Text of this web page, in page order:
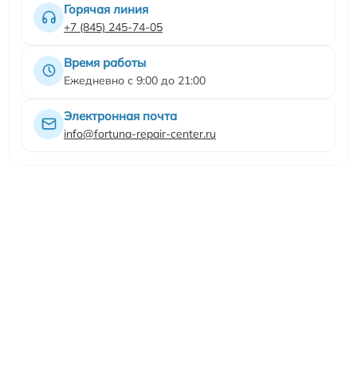
Горячая линия
+7 (845) 245-74-05
Время работы
Ежедневно с 9:00 до 21:00
Электронная почта
info@fortuna-repair-center.ru